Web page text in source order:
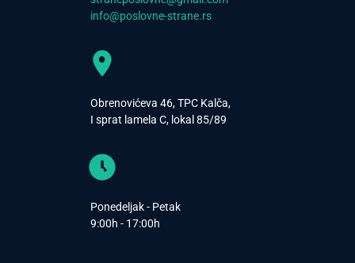
info@poslovne-strane.rs
Obrenovićeva 46, TPC Kalča,
I sprat lamela C, lokal 85/89
Ponedeljak - Petak
9:00h - 17:00h